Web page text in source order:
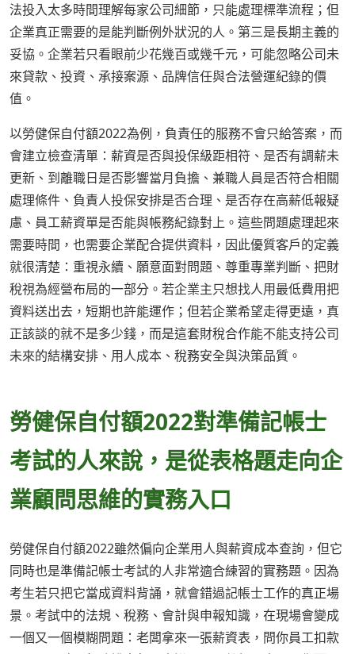
法投入太多時間理解每家公司細節，只能處理標準流程；但
企業真正需要的是能判斷例外狀況的人。第三是長期主義的
妥協。企業若只看眼前少花幾百或幾千元，可能忽略公司未
來貸款、投資、承接案源、品牌信任與合法營運紀錄的價
值。
以勞健保自付額2022為例，負責任的服務不會只給答案，而
會建立檢查清單：薪資是否與投保級距相符、是否有調薪未
更新、到離職日是否影響當月負擔、兼職人員是否符合相關
處理條件、負責人投保安排是否合理、是否存在高薪低報疑
慮、員工薪資單是否能與帳務紀錄對上。這些問題處理起來
需要時間，也需要企業配合提供資料，因此優質客戶的定義
就很清楚：重視永續、願意面對問題、尊重專業判斷、把財
稅視為經營布局的一部分。若企業主只想找人用最低費用把
資料送出去，短期也許能運作；但若企業希望走得更遠，真
正該談的就不是多少錢，而是這套財稅合作能不能支持公司
未來的結構安排、用人成本、稅務安全與決策品質。
勞健保自付額2022對準備記帳士
考試的人來說，是從表格題走向企
業顧問思維的實務入口
勞健保自付額2022雖然偏向企業用人與薪資成本查詢，但它
同時也是準備記帳士考試的人非常適合練習的實務題。因為
考生若只把它當成資料背誦，就會錯過記帳士工作的真正場
景。考試中的法規、稅務、會計與申報知識，在現場會變成
一個又一個模糊問題：老闆拿來一張薪資表，問你員工扣款